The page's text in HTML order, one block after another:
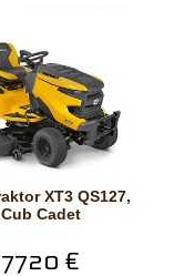
Cub Cadet
7720 €